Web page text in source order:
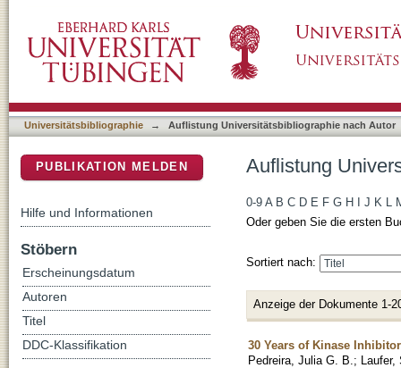
Universitätsbibliographie → Auflistung Universitätsbibliographie nach Autor
Auflistung
0-9 A B C D E F G H J K L
Oder geben Sie die ersten
Sortiert nach:
Anzeige der Dokumente 1-
30 Years of Kinase
Pedreira, Julia G. B. ; Laufer,
PUBLIKATION MELDEN
Hilfe und Informationen
Stöbern
Erscheinungsdatum
Autoren
Titel
DDC-Klassifikation